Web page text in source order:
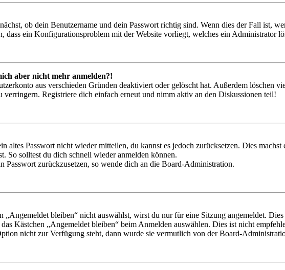
ob dein Benutzername und dein Passwort richtig sind. Wenn dies der Fall ist,
dass ein Konfigurationsproblem mit der Website vorliegt, welches ein Administrator
aber nicht mehr anmelden?!
aus verschieden Gründen deaktiviert oder gelöscht hat. Außerdem löschen
verringern. Registriere dich einfach erneut und nimm aktiv an den Diskussionen teil!
altes Passwort nicht wieder mitteilen, du kannst es jedoch zurücksetzen. Dies
So solltest du dich schnell wieder anmelden können.
Passwort zurückzusetzen, so wende dich an die Board-Administration.
bleiben“ nicht auswählst, wirst du nur für eine Sitzung angemeldet.
Kästchen „Angemeldet bleiben“ beim Anmelden auswählen. Dies ist nicht
nicht zur Verfügung steht, dann wurde sie vermutlich von der Board-